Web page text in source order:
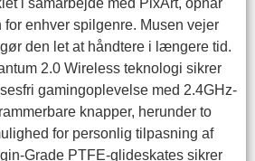
i samarbejde med PixArt, opnår
enhver spilgenre. Musen vejer
den let at håndtere i længere tid.
2.0 Wireless teknologi sikrer
gamingoplevelse med 2.4GHz-
knapper, herunder to
for personlig tilpasning af
Grade PTFE-glideskates sikrer